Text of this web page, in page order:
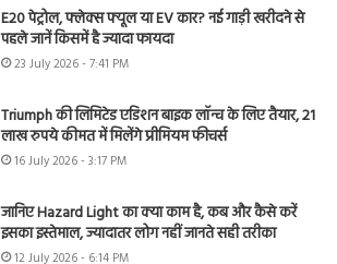
E20 पेट्रोल, फ्लेक्स फ्यूल या EV कार? नई गाड़ी खरीदने से
पहले जानें किसमें है ज्यादा फायदा
23 July 2026 - 7:41 PM
Triumph की लिमिटेड एडिशन बाइक लॉन्च के लिए तैयार, 21
लाख रुपये कीमत में मिलेंगे प्रीमियम फीचर्स
16 July 2026 - 3:17 PM
जानिए Hazard Light का क्या काम है, कब और कैसे करें
इसका इस्तेमाल, ज्यादातर लोग नहीं जानते सही तरीका
12 July 2026 - 6:14 PM